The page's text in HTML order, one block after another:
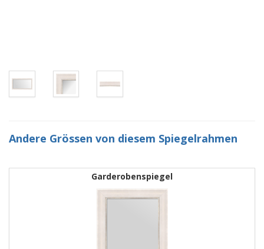
Andere Grössen von diesem Spiegelrahmen
Garderobenspiegel